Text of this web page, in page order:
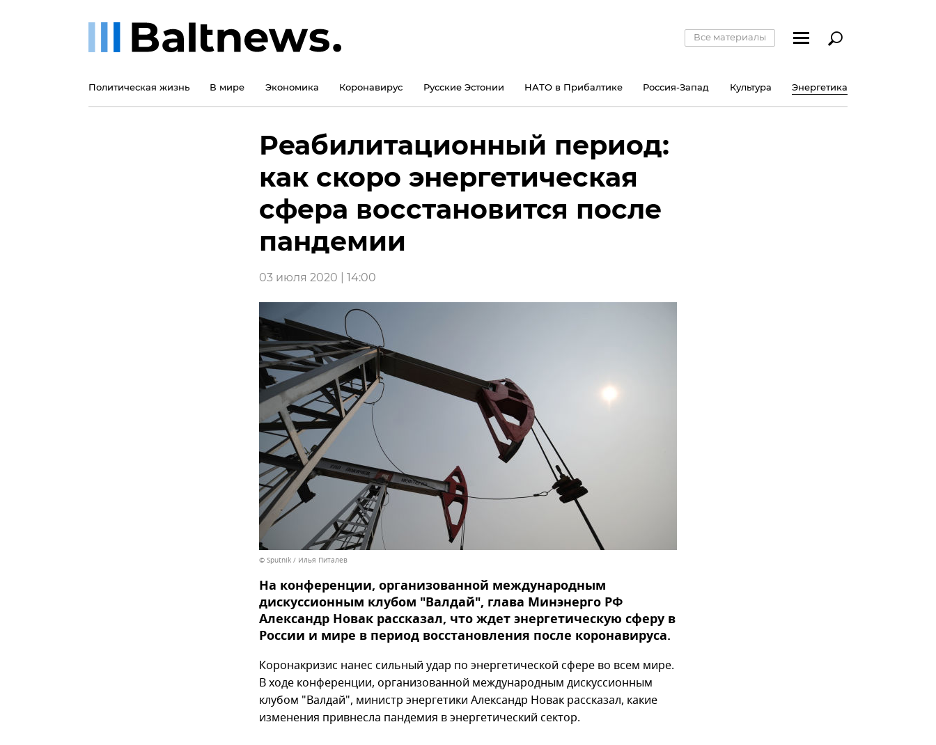
Все материалы
Политическая жизнь В мире Экономика Коронавирус Русские Эстонии НАТО в Прибалтике Россия-Запад Культура Энергетика
Реабилитационный период:
как скоро энергетическая
сфера восстановится после
пандемии
03 июля 2020 | 14:00
© Sputnik / Илья Питалев
На конференции, организованной международным
дискуссионным клубом "Валдай", глава Минэнерго РФ
Александр Новак рассказал, что ждет энергетическую сферу в
России и мире в период восстановления после коронавируса.
Коронакризис нанес сильный удар по энергетической сфере во всем мире.
В ходе конференции, организованной международным дискуссионным
клубом "Валдай", министр энергетики Александр Новак рассказал, какие
изменения привнесла пандемия в энергетический сектор.